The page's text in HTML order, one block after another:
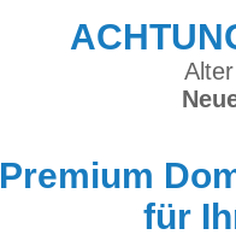
Premium
für